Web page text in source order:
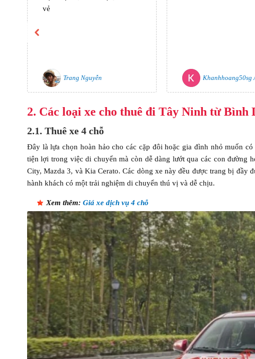
vẻ
Trang Nguyễn Khanhhoang50sg
2. Các loại xe cho thuê đi Tây Ninh từ Bình
2.1. Thuê xe 4 chỗ
Đây là lựa chọn hoàn hảo cho các cặp đôi hoặc gia đình nhỏ muốn
tiện lợi trong việc di chuyển mà còn dễ dàng lướt qua các con đường
City, Mazda 3, và Kia Cerato. Các dòng xe này đều được trang bị
hành khách có một trải nghiệm di chuyển thú vị và dễ chịu.
Xem thêm: Giá xe dịch vụ 4 chỗ